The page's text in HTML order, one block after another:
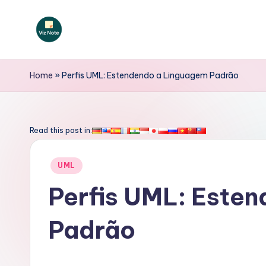
V
iz
o
Home »Perfis UML: Estendendo a Linguagem Padrão
Read this post in:
Posted
UML
Perfis UML:
Padrão